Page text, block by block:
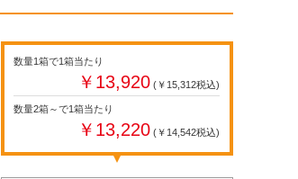
数量1箱で1箱当たり
￥13,920 (￥15,312税込)
数量2箱～で1箱当たり
￥13,220 (￥14,542税込)